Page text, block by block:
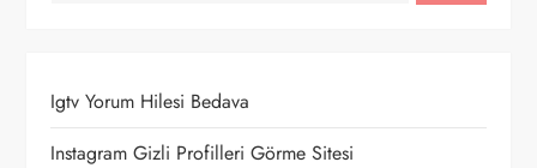
i
Igtv Yorum Hilesi Bedava
Instagram Gizli Profilleri Görme Sitesi